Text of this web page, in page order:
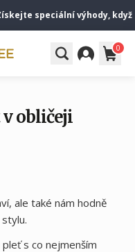
speciální výhody, když
0
obličeji
ale také nám hodně
s co nejmenším